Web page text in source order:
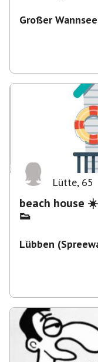
Großer Wannsee
Lütte, 65
beach house
👟
Lübben